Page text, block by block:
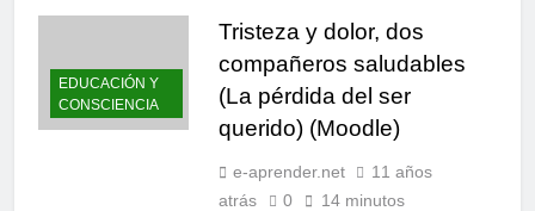
EDUCACIÓN Y
CONSCIENCIA
Tristeza y dolor, dos
compañeros saludables
(La pérdida del ser
querido) (Moodle)
e-aprender.net
11 años
atrás
0 14 minutos